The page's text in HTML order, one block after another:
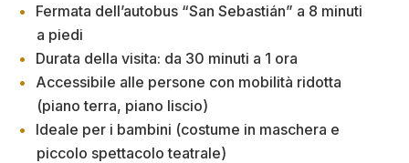
Fermata dell’autobus “San Sebastián” a 8 minuti
a piedi
Durata della visita: da 30 minuti a 1 ora
Accessibile alle persone con mobilità ridotta
(piano terra, piano liscio)
Ideale per i bambini (costume in maschera e
piccolo spettacolo teatrale)